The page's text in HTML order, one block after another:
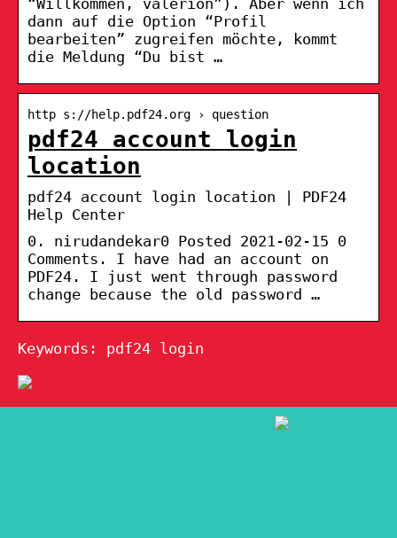
dann auf die Option “Profil
bearbeiten” zugreifen möchte, kommt
die Meldung “Du bist …
http s://help.pdf24.org › question
pdf24 account login
location
pdf24 account login location | PDF24
Help Center
0. nirudandekar0 Posted 2021-02-15 0
Comments. I have had an account on
PDF24. I just went through password
change because the old password …
Keywords: pdf24 login